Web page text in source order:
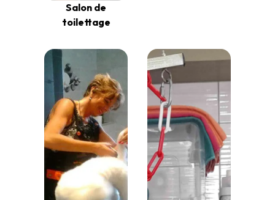
Salon de
toilettage